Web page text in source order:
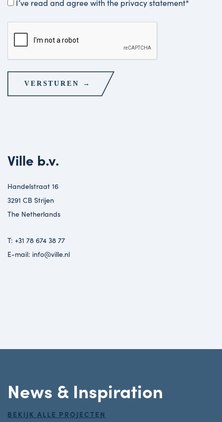
Instemming
I’ve read and agree with the privacy statement*
Ville b.v.
Handelstraat 16
3291 CB Strijen
The Netherlands
T: +31 78 674 38 77
E-mail: info@ville.nl
News & Inspiration
BEKIJK ALLE PROJECTEN